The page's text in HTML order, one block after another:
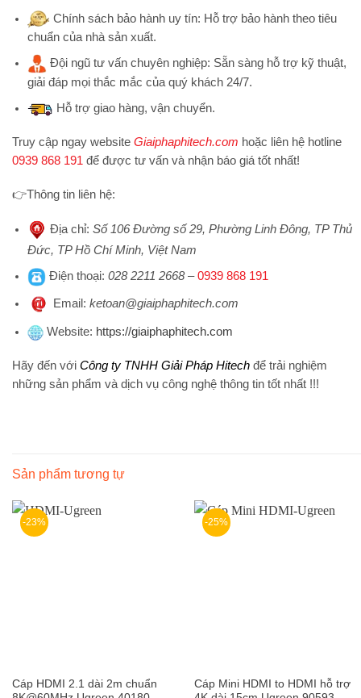
Chính sách bảo hành uy tín: Hỗ trợ bảo hành theo tiêu
chuẩn của nhà sản xuất.
Đội ngũ tư vấn chuyên nghiệp: Sẵn sàng hỗ trợ kỹ thuật,
giải đáp mọi thắc mắc của quý khách 24/7.
Hỗ trợgiao hàng, vận chuyển.
Truy cập ngay website Giaiphaphitech.com hoặc liên hệ hotline
0939 868 191 để được tư vấn và nhận báo giá tốt nhất!
👉Thông tin liên hệ:
Địa chỉ: Số 106 Đường số 29, Phường Linh Đông, TP Thủ
Đức, TP Hồ Chí Minh, Việt Nam
Điện thoại: 028 2211 2668–0939 868 191
Email: ketoan@giaiphaphitech.com
Website: https://giaiphaphitech.com
Hãy đến với Công ty TNHH Giải Pháp Hitech để trải nghiệm
những sản phẩm và dịch vụ công nghệ thông tin tốt nhất !!!
Sản phẩm tương tự
-23%
Cáp HDMI 2.1 dài 2m chuẩn
-25%
Cáp Mini HDMI to HDMI hỗ trợ